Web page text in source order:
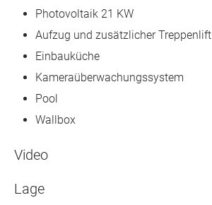
Photovoltaik 21 KW
Aufzug und zusätzlicher Treppenlift
Einbauküche
Kameraüberwachungssystem
Pool
Wallbox
Video
Lage